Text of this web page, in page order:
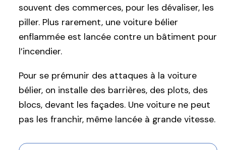
souvent des commerces, pour les dévaliser, les
piller. Plus rarement, une voiture bélier
enflammée est lancée contre un bâtiment pour
l’incendier.
Pour se prémunir des attaques à la voiture
bélier, on installe des barrières, des plots, des
blocs, devant les façades. Une voiture ne peut
pas les franchir, même lancée à grande vitesse.